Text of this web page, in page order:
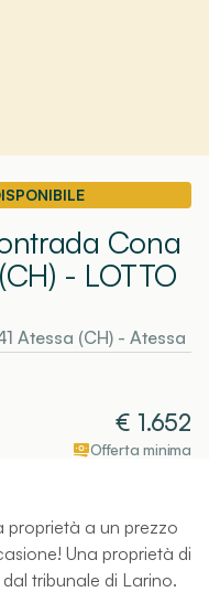
Cona
- LOTTO
Atessa (CH) - Atessa
€ 1.652
Offerta minima
proprietà a un prezzo
Una proprietà di
tribunale di Larino.